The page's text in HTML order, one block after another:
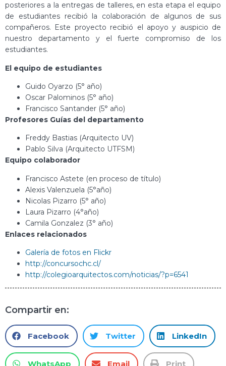
posteriores a la entregas de talleres, en esta etapa el equipo
de estudiantes recibió la colaboración de algunos de sus
compañeros. Este proyecto recibió el apoyo y auspicio de
nuestro departamento y el fuerte compromiso de los
estudiantes.
El equipo de estudiantes
Guido Oyarzo (5° año)
Oscar Palominos (5° año)
Francisco Santander (5° año)
Profesores Guías del departamento
Freddy Bastias (Arquitecto UV)
Pablo Silva (Arquitecto UTFSM)
Equipo colaborador
Francisco Astete (en proceso de título)
Alexis Valenzuela (5°año)
Nicolas Pizarro (5° año)
Laura Pizarro (4°año)
Camila Gonzalez (3° año)
Enlaces relacionados
Galería de fotos en Flickr
http://concursochc.cl/
http://colegioarquitectos.com/noticias/?p=6541
Compartir en:
Facebook Twitter LinkedIn
WhatsApp Email Print